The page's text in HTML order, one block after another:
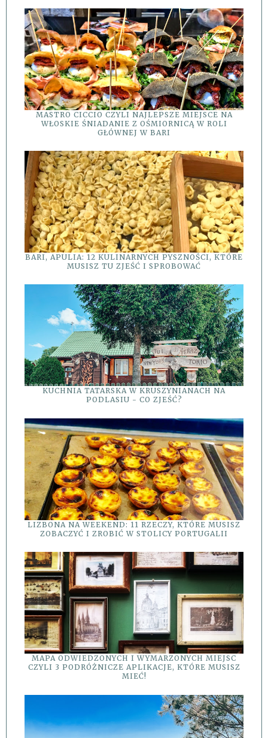
MASTRO CICCIO CZYLI NAJLEPSZE MIEJSCE NA
WŁOSKIE ŚNIADANIE Z OŚMIORNICĄ W ROLI
GŁÓWNEJ W BARI
BARI, APULIA: 12 KULINARNYCH PYSZNOŚCI, KTÓRE
MUSISZ TU ZJEŚĆ I SPROBOWAĆ
KUCHNIA TATARSKA W KRUSZYNIANACH NA
PODLASIU - CO ZJEŚĆ?
LIZBONA NA WEEKEND: 11 RZECZY, KTÓRE MUSISZ
ZOBACZYĆ I ZROBIĆ W STOLICY PORTUGALII
MAPA ODWIEDZONYCH I WYMARZONYCH MIEJSC
CZYLI 3 PODRÓŻNICZE APLIKACJE, KTÓRE MUSISZ
MIEĆ!